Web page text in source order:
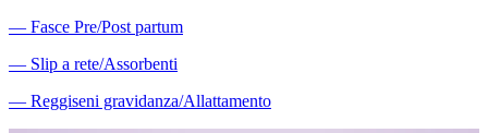
― Fasce Pre/Post partum
― Slip a rete/Assorbenti
― Reggiseni gravidanza/Allattamento